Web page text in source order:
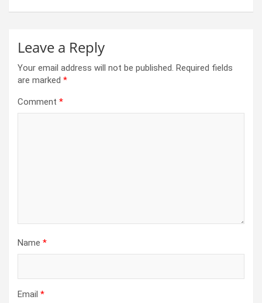
Leave a Reply
Your email address will not be published. Required fields
are marked *
Comment *
Name *
Email *